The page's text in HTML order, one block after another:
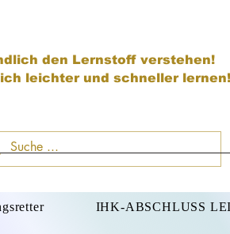
den Lernstoff verstehen!
leichter und schneller lernen!
IHK-ABSCHLUSS